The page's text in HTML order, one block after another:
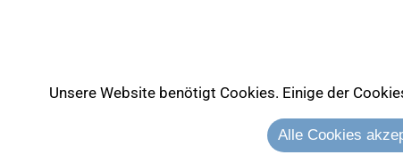
Unsere Website benötigt Cookies. Einige der
Alle Cookies